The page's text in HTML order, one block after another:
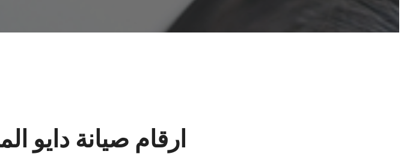
ارقام صيانة دايو